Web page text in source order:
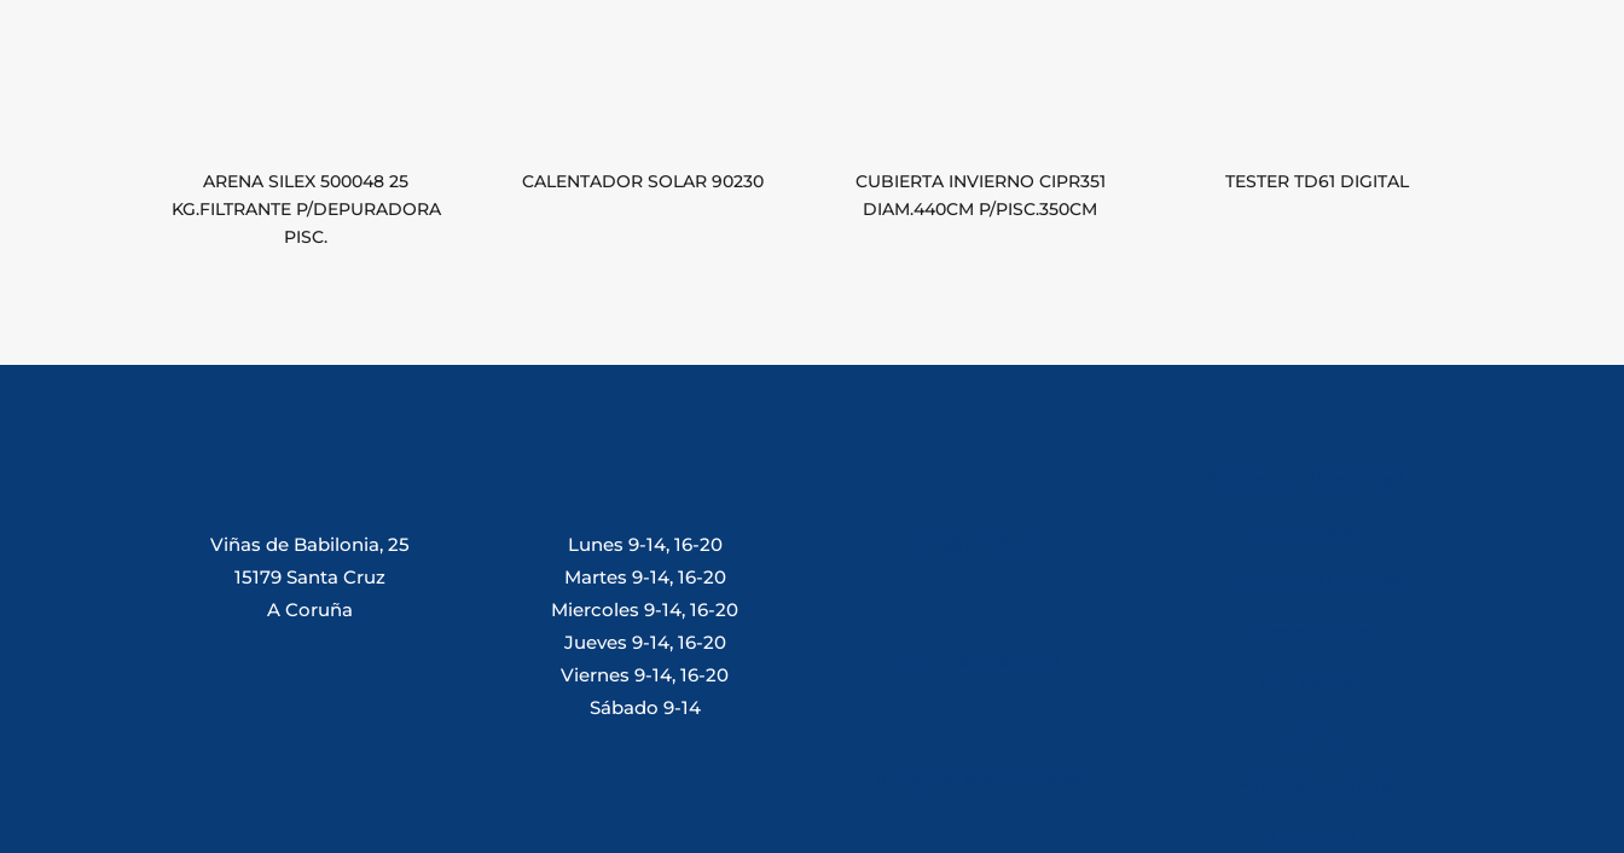
ARENA SILEX 500048 25
KG.FILTRANTE P/DEPURADORA
PISC.
CALENTADOR SOLAR 90230
CUBIERTA INVIERNO CIPR351
DIAM.440CM P/PISC.350CM
TESTER TD61 DIGITAL
Viñas de Babilonia, 25
15179 Santa Cruz
A Coruña
Lunes 9-14, 16-20
Martes 9-14, 16-20
Miercoles 9-14, 16-20
Jueves 9-14, 16-20
Viernes 9-14, 16-20
Sábado 9-14